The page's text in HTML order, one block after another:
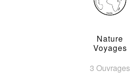
Nature
Voyages
3 Ouvrages